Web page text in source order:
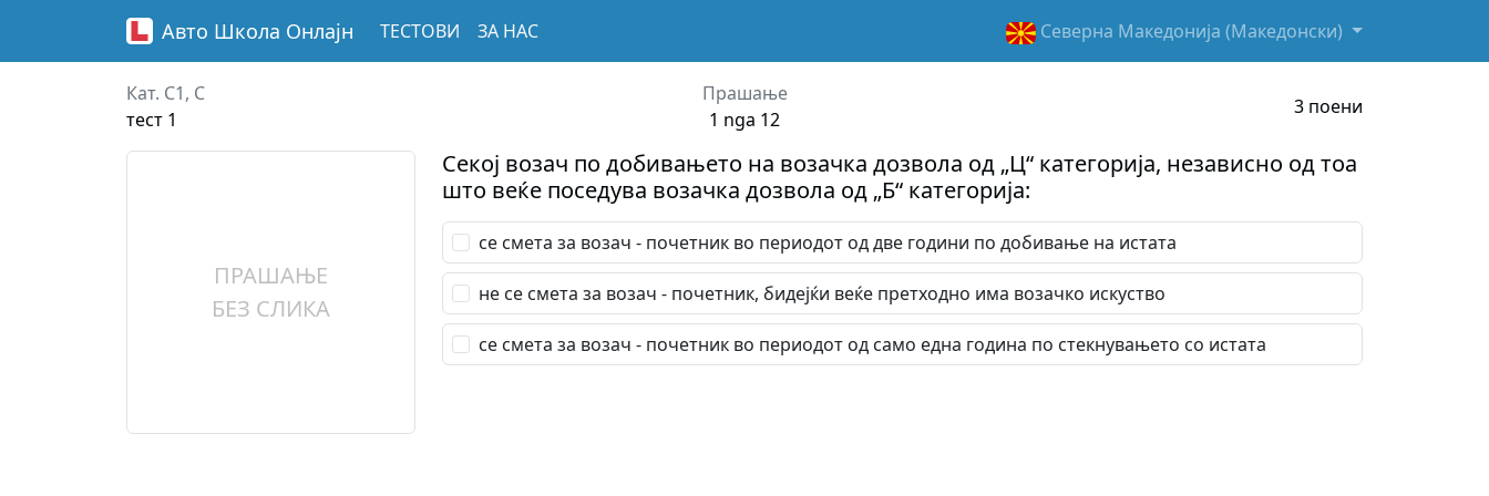
Авто Школа Онлајн ТЕСТОВИ ЗА НАС Северна Македонија (Македонски)
Кат. C1, C
тест 1
Прашање
1 nga 12
3 поени
ПРАШАЊЕ
БЕЗ СЛИКА
Секој возач по добивањето на возачка дозвола од „Ц“ категорија, независно од тоа
што веќе поседува возачка дозвола од „Б“ категорија:
се смета за возач - почетник во периодот од две години по добивање на истата
не се смета за возач - почетник, бидејќи веќе претходно има возачко искуство
се смета за возач - почетник во периодот од само една година по стекнувањето со истата